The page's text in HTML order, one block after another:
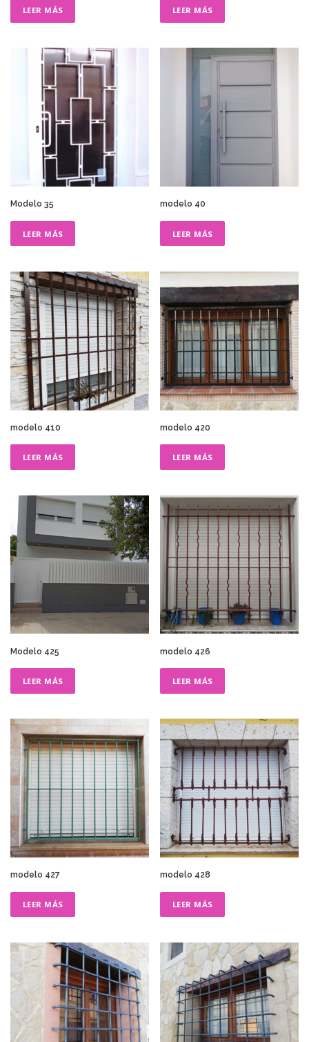
LEER MÁS LEER MÁS
Modelo 35
LEER MÁS
modelo 40
LEER MÁS
modelo 410
LEER MÁS
modelo 420
LEER MÁS
Modelo 425
LEER MÁS
modelo 426
LEER MÁS
modelo 427
LEER MÁS
modelo 428
LEER MÁS